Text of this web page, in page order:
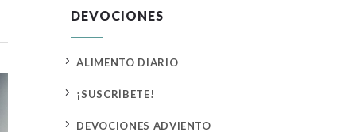
DEVOCIONES
5 ALIMENTO DIARIO
5 ¡SUSCRÍBETE!
5 DEVOCIONES ADVIENTO